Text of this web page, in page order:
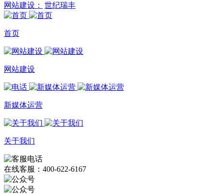
网站建设：
世纪瑞丰
首页
网站建设
新媒体运营
关于我们
在线客服：400-622-6167